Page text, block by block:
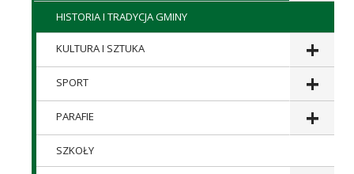
HISTORIA I TRADYCJA GMINY
KULTURA I SZTUKA
SPORT
PARAFIE
SZKOŁY